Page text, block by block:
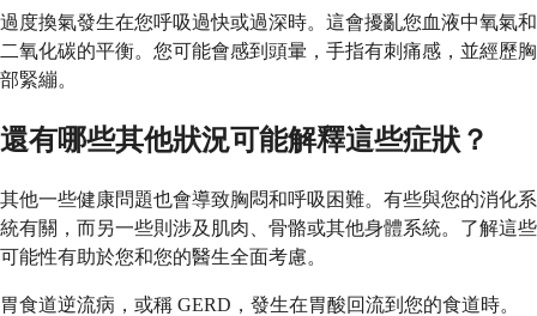
過度換氣發生在您呼吸過快或過深時。這會擾亂您血液中氧氣和
二氧化碳的平衡。您可能會感到頭暈，手指有刺痛感，並經歷胸
部緊繃。
還有哪些其他狀況可能解釋這些症狀？
其他一些健康問題也會導致胸悶和呼吸困難。有些與您的消化系
統有關，而另一些則涉及肌肉、骨骼或其他身體系統。了解這些
可能性有助於您和您的醫生全面考慮。
胃食道逆流病，或稱 GERD，發生在胃酸回流到您的食道時。